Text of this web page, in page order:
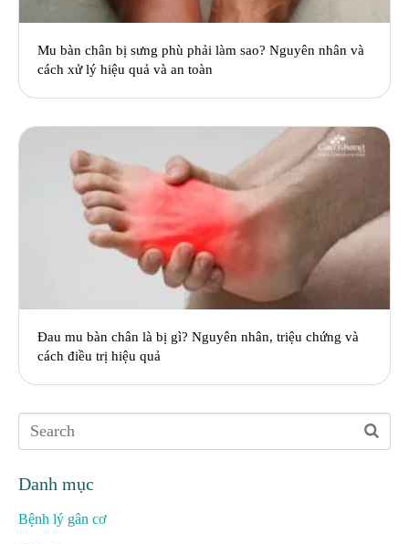
Mu bàn chân bị sưng phù phải làm sao? Nguyên nhân và
cách xử lý hiệu quả và an toàn
Đau mu bàn chân là bị gì? Nguyên nhân, triệu chứng và
cách điều trị hiệu quả
Danh mục
Bệnh lý gân cơ